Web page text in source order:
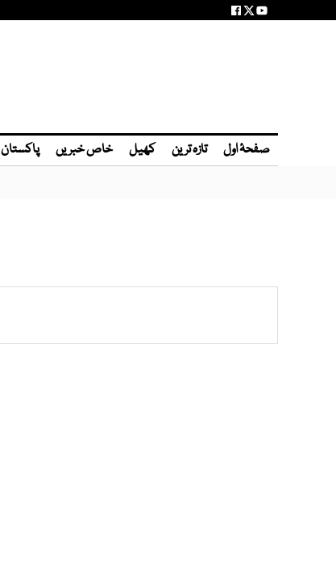
صفحۂ اول تازہ ترین کھیل خاص خبریں پاکستان